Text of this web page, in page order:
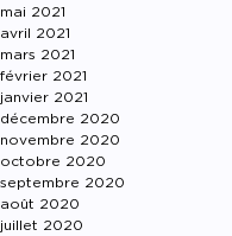
mai 2021
avril 2021
mars 2021
février 2021
janvier 2021
décembre 2020
novembre 2020
octobre 2020
septembre 2020
août 2020
juillet 2020